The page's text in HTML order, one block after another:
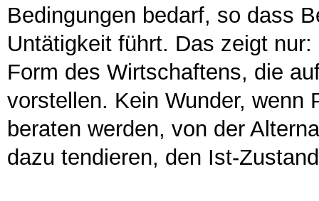
Bedingungen bedarf, so dass
Untätigkeit führt. Das zeigt
Form des Wirtschaftens, die
vorstellen. Kein Wunder, wenn
beraten werden, von der
dazu tendieren, den Ist-